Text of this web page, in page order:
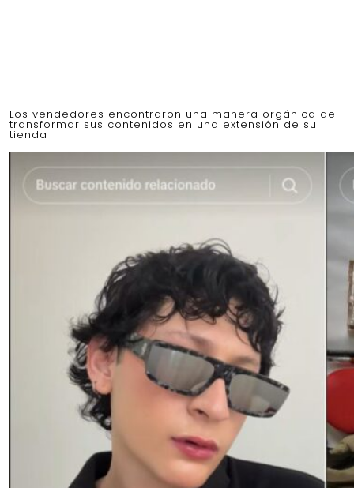
Los vendedores encontraron una manera orgánica de
transformar sus contenidos en una extensión de su
tienda